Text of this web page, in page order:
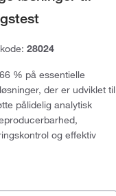
28024
% på essentielle
der er udviklet til
pålidelig analytisk
og effektiv